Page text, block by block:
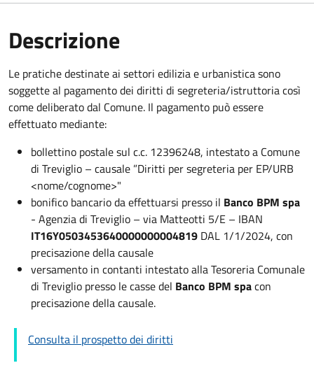
Descrizione
Le pratiche destinate ai settori edilizia e urbanistica sono
soggette al pagamento dei diritti di segreteria/istruttoria così
come deliberato dal Comune. Il pagamento può essere
effettuato mediante:
bollettino postale sul c.c. 12396248, intestato a Comune
di Treviglio – causale ”Diritti per segreteria per EP/URB
<nome/cognome>"
bonifico bancario da effettuarsi presso il Banco BPM spa
- Agenzia di Treviglio – via Matteotti 5/E – IBAN
IT16Y0503453640000000004819 DAL 1/1/2024, con
precisazione della causale
versamento in contanti intestato alla Tesoreria Comunale
di Treviglio presso le casse del Banco BPM spacon
precisazione della causale.
Consulta il prospetto dei diritti